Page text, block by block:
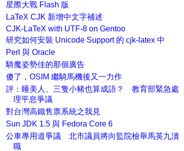
星際大戰 Flash 版
LaTeX CJK 新增中文字補述
CJK-LaTeX with UTF-8 on Gentoo
研究如何安裝 Unicode Support 的 cjk-latex 中
Perl 與 Oracle
騎魔姿勢佳的那個廣告
傻了，OSIM 繼騎馬機後又一力作
評：睡美人、三隻小豬也算成語？ 教育部緊急處
理平息爭議
對台灣高鐵售票系統之我見
Sun JDK 1.5 與 Fedora Core 6
公車專用道爭議 北市議員將向監院檢舉馬英九瀆
職